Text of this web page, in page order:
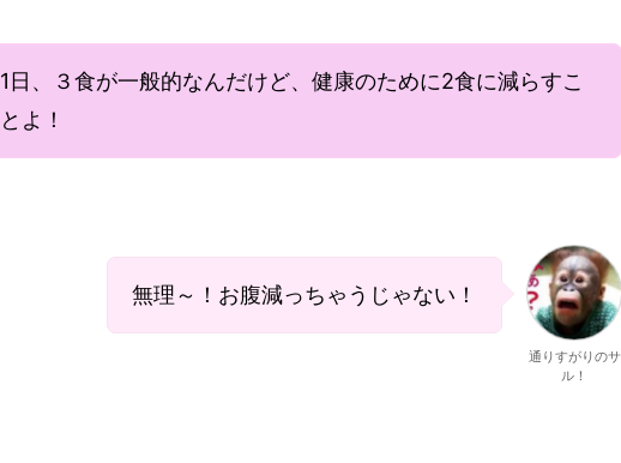
1日、３食が一般的なんだけど、健康のために2食に減らすこ
とよ！
無理～！お腹減っちゃうじゃない！
通りすがりのサ
ル！